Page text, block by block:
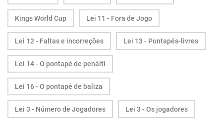
Kings World Cup Lei 11 - Fora de Jogo
Lei 12 - Faltas e incorreções Lei 13 - Pontapés-livres
Lei 14 - O pontapé de penálti
Lei 16 - O pontapé de baliza
Lei 3 - Número de Jogadores Lei 3 - Os jogadores